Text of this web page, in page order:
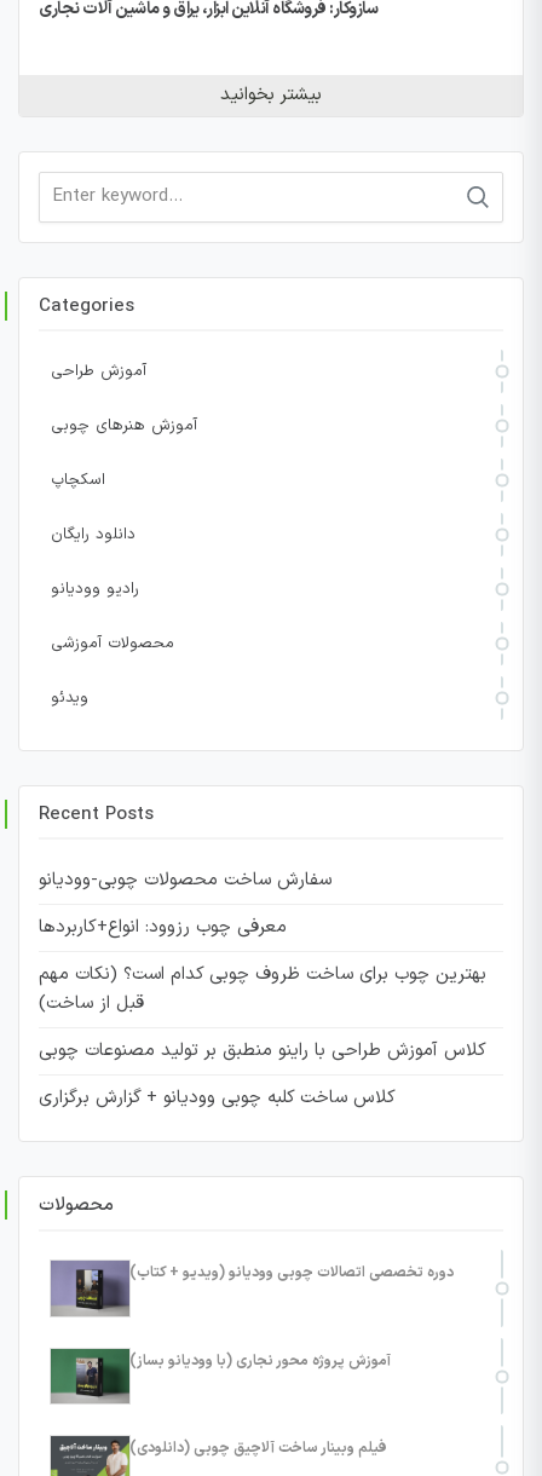
سازوکار: فروشگاه آنلاین ابزار، یراق و ماشین آلات نجاری
بیشتر بخوانید
Search
Categories
آموزش طراحی
آموزش هنرهای چوبی
اسکچاپ
دانلود رایگان
رادیو وودیانو
محصولات آموزشی
ویدئو
Recent Posts
سفارش ساخت محصولات چوبی-وودیانو
معرفی چوب رزوود: انواع+کاربردها
بهترین چوب برای ساخت ظروف چوبی کدام است؟ (نکات مهم
قبل از ساخت)
کلاس آموزش طراحی با راینو منطبق بر تولید مصنوعات چوبی
کلاس ساخت کلبه چوبی وودیانو + گزارش برگزاری
محصولات
دوره تخصصی اتصالات چوبی وودیانو (ویدیو + کتاب)
آموزش پروژه محور نجاری (با وودیانو بساز)
فیلم وبینار ساخت آلاچیق چوبی (دانلودی)